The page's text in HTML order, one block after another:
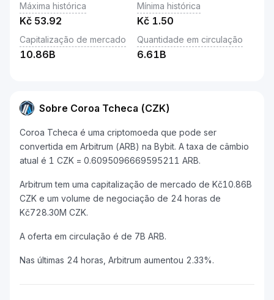
Máxima histórica
Kč 53.92
Mínima histórica
Kč 1.50
Capitalização de mercado
10.86B
Quantidade em circulação
6.61B
Sobre Coroa Tcheca (CZK)
Coroa Tcheca é uma criptomoeda que pode ser
convertida em Arbitrum (ARB) na Bybit. A taxa de câmbio
atual é 1 CZK = 0.6095096669595211 ARB.
Arbitrum tem uma capitalização de mercado de Kč10.86B
CZK e um volume de negociação de 24 horas de
Kč728.30M CZK.
A oferta em circulação é de 7B ARB.
Nas últimas 24 horas, Arbitrum aumentou 2.33%.